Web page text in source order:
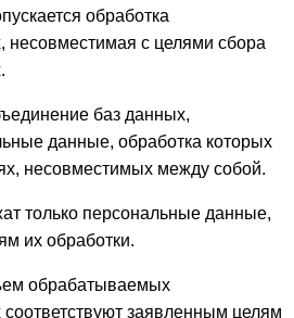
обработка
несовместимая с целями сбора
баз данных,
данные, обработка которых
несовместимых между собой.
только персональные данные,
их обработки.
обрабатываемых
заявленным целям